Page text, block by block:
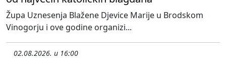
Župa Uznesenja Blažene Djevice Marije u Brodskom
Vinogorju i ove godine organizi...
02.08.2026. u 16:00